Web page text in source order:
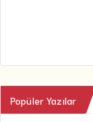
Popüler Yazılar